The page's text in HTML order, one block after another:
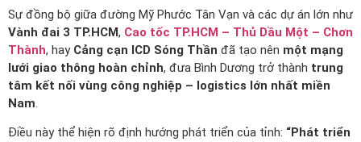
Sự đồng bộ giữa đường Mỹ Phước Tân Vạn và các dự án lớn như
Vành đai 3 TP.HCM, Cao tốc TP.HCM – Thủ Dầu Một – Chơn
Thành, hay Cảng cạn ICD Sóng Thần đã tạo nên một mạng
lưới giao thông hoàn chỉnh, đưa Bình Dương trở thành trung
tâm kết nối vùng công nghiệp – logistics lớn nhất miền
Nam.
Điều này thể hiện rõ định hướng phát triển của tỉnh: “Phát triển